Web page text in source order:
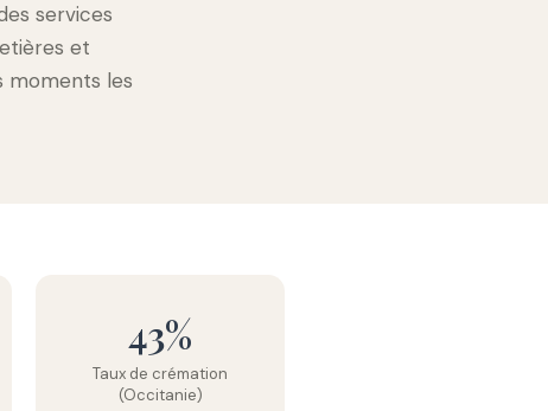
services
et
moments les
43%
Taux de crémation
(Occitanie)